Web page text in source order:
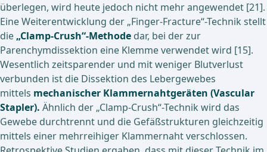
überlegen, wird heute jedoch nicht mehr angewendet [21].
Eine Weiterentwicklung der „Finger-Fracture“-Technik stellt
die „Clamp-Crush“-Methode dar, bei der zur
Parenchymdissektion eine Klemme verwendet wird [15].
Wesentlich zeitsparender und mit weniger Blutverlust
verbunden ist die Dissektion des Lebergewebes
mittels mechanischer Klammernahtgeräten (Vascular
Stapler). Ähnlich der „Clamp-Crush“-Technik wird das
Gewebe durchtrennt und die Gefäßstrukturen gleichzeitig
mittels einer mehrreihiger Klammernaht verschlossen.